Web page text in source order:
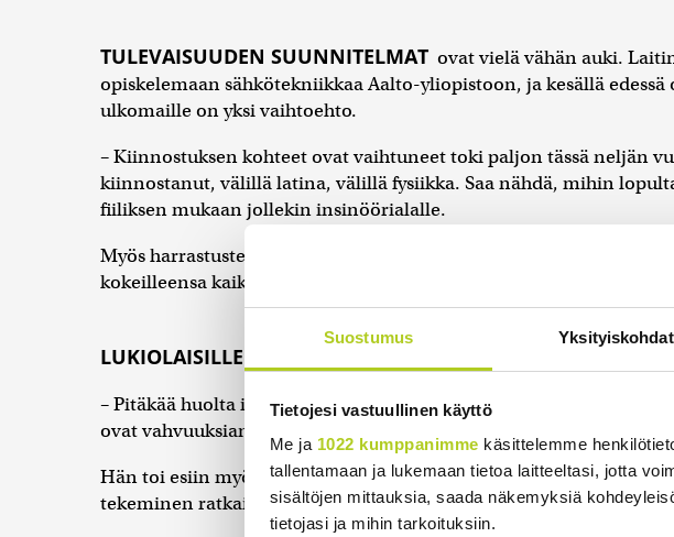
Suostumus Yksityiskohdat
Tietojesi vastuullinen käyttö
Me ja 1022 kumppanimme käsittelemme
tallentamaan ja lukemaan tietoa laitteeltasi, jotta
sisältöjen mittauksia, saada näkemyksiä
tietojasi ja mihin tarkoituksiin.
TULEVAISUUDEN SUUNNITELMAT ovat vielä vähän auki.
opiskelemaan sähkötekniikkaa Aalto-yliopistoon, ja kesällä edessä
ulkomaille on yksi vaihtoehto.
– Kiinnostuksen kohteet ovat vaihtuneet toki paljon tässä neljän
kiinnostanut, välillä latina, välillä fysiikka. Saa nähdä, mihin
fiiliksen mukaan jollekin insinöörialalle.
Myös harrastusten suhteen Laitinen kertoi olleensa kiinnostunut
kokeilleensa kaikkea mahdollista urheilusta maalaamiseen ja
LUKIOLAISILLE
– Pitäkää huolta itsestänne. Kuunnelkaa omatuntoanne ja sisäistä
ovat vahvuuksianne ja arvojanne. Etsikää totuutta.
Hän toi esiin myös sen, että vaikka opettajat ovatkin neuvomassa
tekeminen ratkaisee.